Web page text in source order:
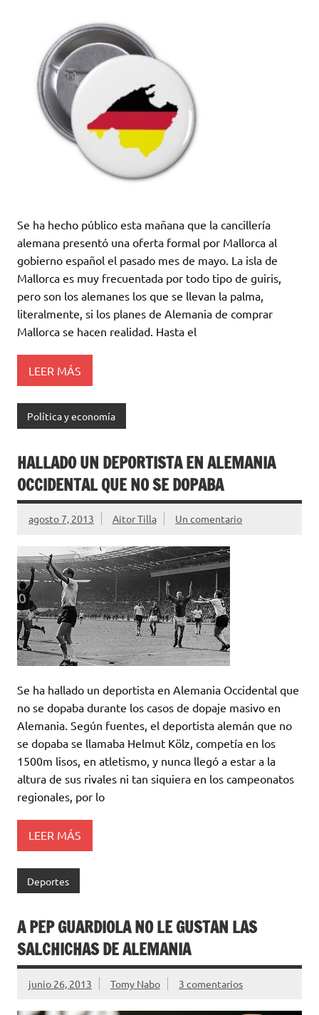
Se ha hecho público esta mañana que la cancillería
alemana presentó una oferta formal por Mallorca al
gobierno español el pasado mes de mayo. La isla de
Mallorca es muy frecuentada por todo tipo de guiris,
pero son los alemanes los que se llevan la palma,
literalmente, si los planes de Alemania de comprar
Mallorca se hacen realidad. Hasta el
LEER MÁS
Política y economía
HALLADO UN DEPORTISTA EN ALEMANIA
OCCIDENTAL QUE NO SE DOPABA
agosto 7, 2013 Aitor Tilla Un comentario
Se ha hallado un deportista en Alemania Occidental que
no se dopaba durante los casos de dopaje masivo en
Alemania. Según fuentes, el deportista alemán que no
se dopaba se llamaba Helmut Kölz, competía en los
1500m lisos, en atletismo, y nunca llegó a estar a la
altura de sus rivales ni tan siquiera en los campeonatos
regionales, por lo
LEER MÁS
Deportes
A PEP GUARDIOLA NO LE GUSTAN LAS
SALCHICHAS DE ALEMANIA
junio 26, 2013 Tomy Nabo 3 comentarios